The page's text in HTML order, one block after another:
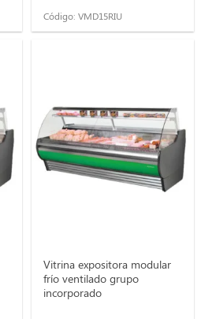
Código: VMD15RIU
Vitrina expositora modular
frío ventilado grupo
incorporado